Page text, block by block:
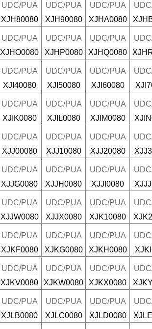
UDC/PUA
XJH80080
UDC/PUA
XJH90080
UDC/PUA
XJHA0080
UDC/PUA
XJHO0080
UDC/PUA
XJHP0080
UDC/PUA
XJHQ0080
UDC/PUA
XJI40080
UDC/PUA
XJI50080
UDC/PUA
XJI60080
UDC/PUA
XJIK0080
UDC/PUA
XJIL0080
UDC/PUA
XJIM0080
UDC/PUA
XJJ00080
UDC/PUA
XJJ10080
UDC/PUA
XJJ20080
UDC/PUA
XJJG0080
UDC/PUA
XJJH0080
UDC/PUA
XJJI0080
UDC/PUA
XJJW0080
UDC/PUA
XJJX0080
UDC/PUA
XJK10080
UDC/PUA
XJKF0080
UDC/PUA
XJKG0080
UDC/PUA
XJKH0080
UDC/PUA
XJKV0080
UDC/PUA
XJKW0080
UDC/PUA
XJKX0080
UDC/PUA
XJLB0080
UDC/PUA
XJLC0080
UDC/PUA
XJLD0080